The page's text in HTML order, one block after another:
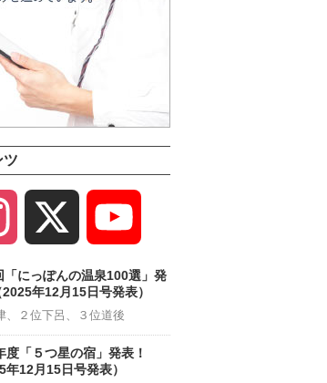
ツ
Instagram
Channel
「にっぽんの温泉100選」発
年12月15日号発表）
、２位下呂、３位道後
度「５つ星の宿」発表！
年12月15日号発表）